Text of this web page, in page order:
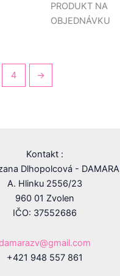
PRODUKT NA
OBJEDNÁVKU
4 →
Kontakt :
Dlhopolcová - DAMARA
A. Hlinku 2556/23
960 01 Zvolen
IČO: 37552686
+421 948 557 861